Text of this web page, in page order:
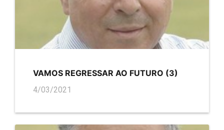
VAMOS REGRESSAR AO FUTURO (3)
4/03/2021